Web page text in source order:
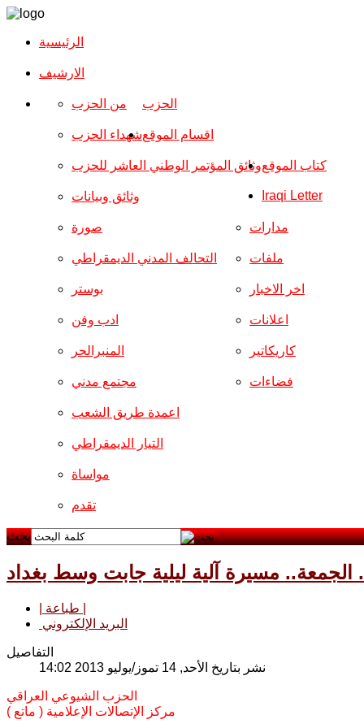
الرئيسية
الارشیف
الحزب من الحزب
شهداء الحزب
وثائق المؤتمر الوطني العاشر للحزب
وثائق وبيانات
اقسام الموقع
صورة
التحالف المدني الديمقراطي
بوستر
ادب وفن
المنبرالحر
مجتمع مدني
مدارات
ملفات
اخر الاخبار
اعلانات
كاريكاتير
فضاءات
اعمدة طريق الشعب
التيار الديمقراطي
مواساة
تقدم
كتاب الموقع
Iraqi Letter
بحث
البريد الإلكتروني
التفاصيل
نشر بتاريخ الأحد, 14 تموز/يوليو 2013 14:02
الحزب الشيوعي العراقي
مركز الإتصالات الإعلامية ( ماتع )